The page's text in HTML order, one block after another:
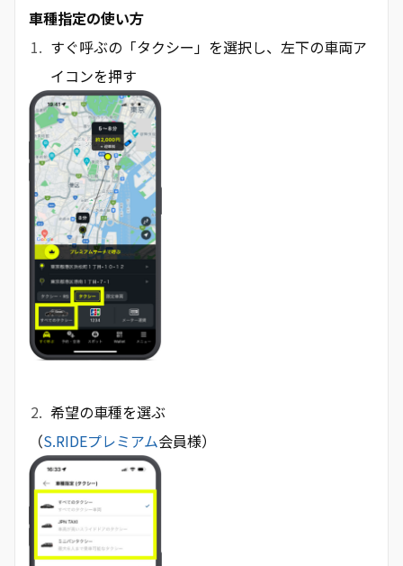
車種指定の使い方
すぐ呼ぶの「タクシー」を選択し、左下の車両ア
イコンを押す
希望の車種を選ぶ
（S.RIDEプレミアム会員様）